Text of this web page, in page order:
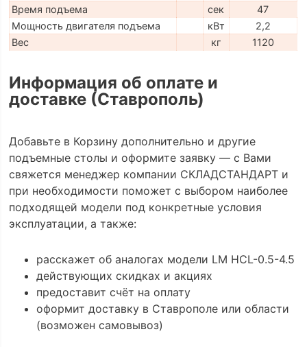
Время подъема
сек
47
Мощность двигателя подъема
кВт
2,2
Вес
кг 1120
Информация об оплате и
доставке (Ставрополь)
Добавьте в Корзину дополнительно и другие
подъемные столы и оформите заявку — с Вами
свяжется менеджер компании СКЛАДСТАНДАРТ и
при необходимости поможет с выбором наиболее
подходящей модели под конкретные условия
эксплуатации, а также:
расскажет об аналогах модели LM HCL-0.5-4.5
действующих скидках и акциях
предоставит счёт на оплату
оформит доставку в Ставрополе или области
(возможен самовывоз)